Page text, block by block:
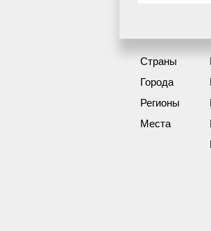
Страны
Города
Регионы
Места